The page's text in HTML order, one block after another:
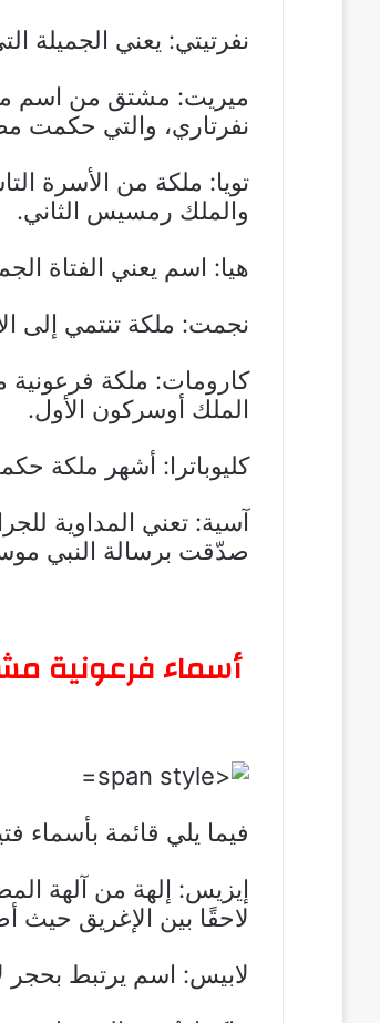
نفرتيتي: يعني الجميلة
ميريت: مشتق من اسم
نفرتاري، والتي حكمت
تويا: ملكة من الأسرة
والملك رمسيس الثاني.
هيا: اسم يعني الفتاة
نجمت: ملكة تنتمي إلى
كارومات: ملكة فرعونية
الملك أوسركون الأول.
كليوباترا: أشهر ملكة
آسية: تعني المداوية
صدّقت برسالة النبي
أسماء فرعونية
فيما يلي قائمة بأسماء
إيزيس: إلهة من آلهة
لاحقًا بين الإغريق
لابيس: اسم يرتبط بحجر